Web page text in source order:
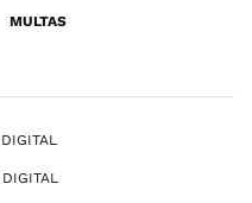
MULTAS
DIGITAL
DIGITAL